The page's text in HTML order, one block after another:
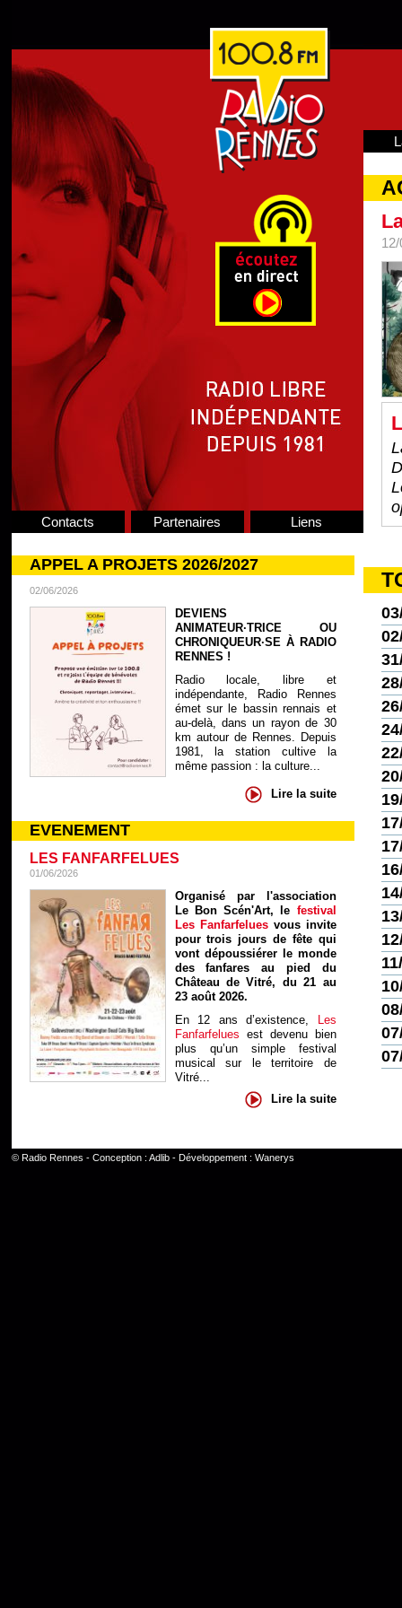
Contacts Partenaires Liens
APPEL A PROJETS 2026/2027
02/06/2026
DEVIENS
ANIMATEUR·TRICE OU
CHRONIQUEUR·SE À RADIO
RENNES !
Radio locale, libre et
indépendante, Radio Rennes
émet sur le bassin rennais et
au-delà, dans un rayon de 30
km autour de Rennes. Depuis
1981, la station cultive la
même passion : la culture...
Lire la suite
EVENEMENT
LES FANFARFELUES
01/06/2026
Organisé par l'association
Le Bon Scén'Art, le festival
Les Fanfarfelues vous invite
pour trois jours de fête qui
vont dépoussiérer le monde
des fanfares au pied du
Château de Vitré, du 21 au
23 août 2026.
En 12 ans d’existence, Les
Fanfarfelues est devenu bien
plus qu’un simple festival
musical sur le territoire de
Vitré...
Lire la suite
© Radio Rennes - Conception : Adlib- Développement : Wanerys